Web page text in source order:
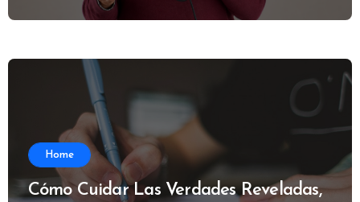
Home
Cómo Cuidar Las Verdades Reveladas,